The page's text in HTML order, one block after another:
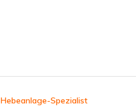
Hebeanlage-Spezialist